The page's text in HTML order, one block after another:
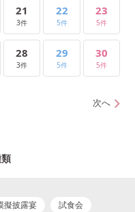
21
3件
22
5件
23
5件
28
3件
29
5件
30
5件
次へ
擬披露宴
試食会